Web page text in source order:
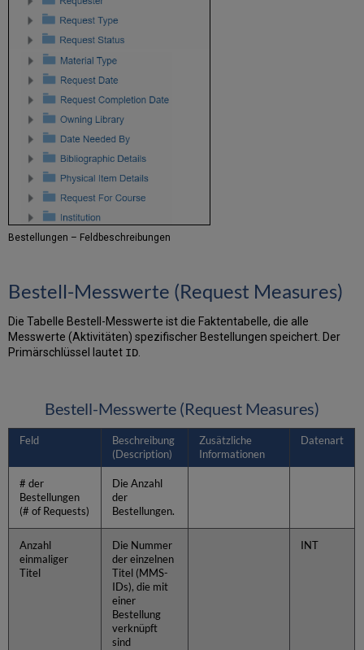
Bestellungen – Feldbeschreibungen
Bestell-Messwerte (Request Measures)
Die Tabelle Bestell-Messwerte ist die Faktentabelle, die alle
Messwerte (Aktivitäten) spezifischer Bestellungen speichert. Der
Primärschlüssel lautet ID
Bestell-Messwerte (Request Measures)
Feld
Beschreibung
(Description)
Zusätzliche
Informationen
Datenart
# der
Bestellungen
(# of Requests)
Die Anzahl
der
Bestellungen.
Anzahl
einmaliger
Titel
Die Nummer
der einzelnen
Titel (MMS-
IDs), die mit
einer
Bestellung
verknüpft
sind
INT